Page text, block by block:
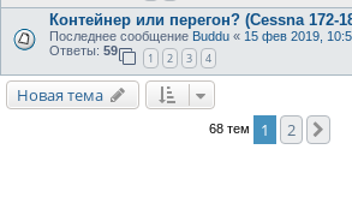
Контейнер или перегон? (Cessna 172-
Последнее сообщение Buddu « 15 фев 2019,
Ответы: 59
1 2 3 4
Новая тема
68 тем 1 2